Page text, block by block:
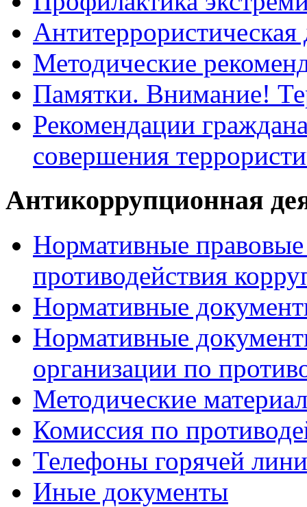
Антитеррористическая
Методические
Памятки. Внимание!
Рекомендации
совершения
Антикоррупционная
Нормативные
противодействия
Нормативные
Нормативные
организации по
Методические
Комиссия по
Телефоны горячей
Иные документы